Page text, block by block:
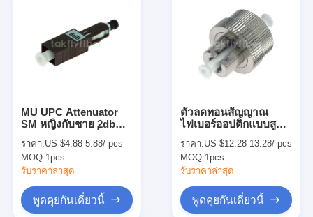
MU UPC Attenuator
SM หญิงกับชาย 2db
Refiection
ราคา:US $4.88-5.88/ pcs
MOQ:1pcs
รับราคาล่าสุด
พูดคุยกันเดี๋ยวนี้
ตัวลดทอนสัญญาณ
ไฟเบอร์ออปติกแบบสูญ
ปรับได้ SM 0db 30db
ราคา:US $12.28-13.28/ pcs
MOQ:1pcs
รับราคาล่าสุด
พูดคุยกันเดี๋ยวนี้